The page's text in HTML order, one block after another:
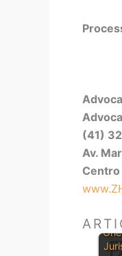
(41)
Av.
Centro